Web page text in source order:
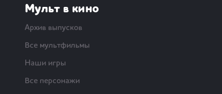
Мульт в кино
Архив выпусков
Все мультфильмы
Наши игры
Все персонажи